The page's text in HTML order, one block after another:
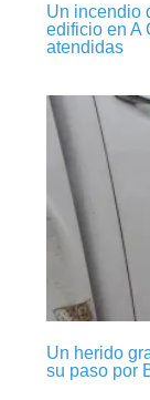
Un incendio
edificio en A
atendidas
Un herido
su paso por